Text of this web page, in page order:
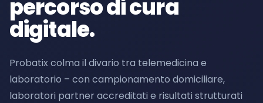
percorso di cura
digitale.
Probatix colma il divario tra telemedicina e
laboratorio – con campionamento domiciliare,
laboratori partner accreditati e risultati strutturati